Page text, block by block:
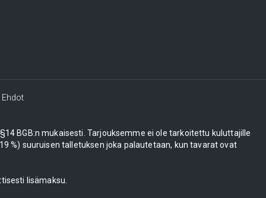
Ehdot
BGB:n mukaisesti. Tarjouksemme ei ole tarkoitettu kuluttajille
%) suuruisen talletuksen joka palautetaan, kun tavarat ovat
lisämaksu.